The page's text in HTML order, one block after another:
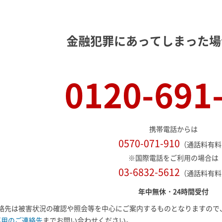
金融犯罪にあってしまった
0120-
携帯電話からは
0570-071-910 （通話料有
※国際電話をご利用の場合は
03-6832-5612 （通話料有
年中無休・24時間受付
先は被害状況の確認や照会等を中心にご案内するものとなりますの
のご連絡先までお問い合わせください。